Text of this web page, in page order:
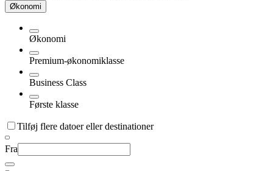
Økonomi
Økonomi
Premium-økonomiklasse
Business Class
Første klasse
Tilføj flere datoer eller destinationer
Fra